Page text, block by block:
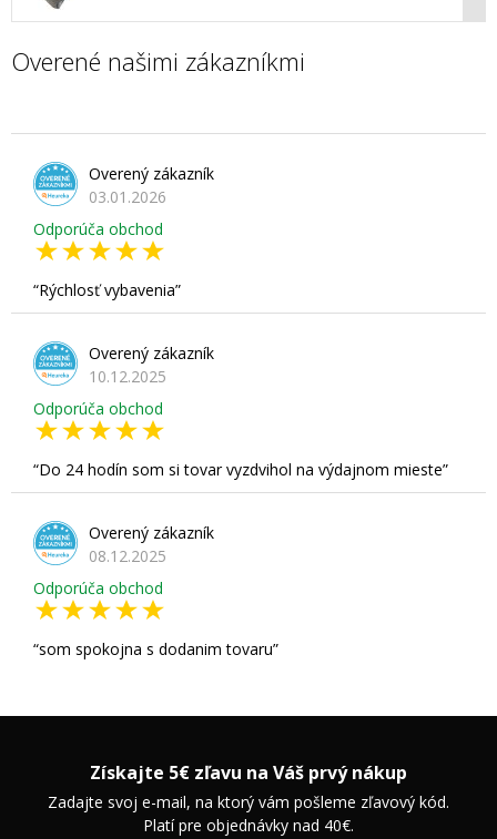
Overené našimi zákazníkmi
Overený zákazník
03.01.2026
Odporúča obchod
Rýchlosť vybavenia
Overený zákazník
10.12.2025
Odporúča obchod
Do 24 hodín som si tovar vyzdvihol na výdajnom mieste
Overený zákazník
08.12.2025
Odporúča obchod
som spokojna s dodanim tovaru
Získajte 5€ zľavu na Váš prvý nákup
Zadajte svoj e-mail, na ktorý vám pošleme zľavový kód.
Platí pre objednávky nad 40€.